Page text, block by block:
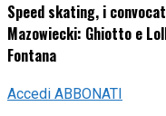
Speed skating, i
Mazowiecki: Ghiotto e
Fontana
Accedi ABBONATI